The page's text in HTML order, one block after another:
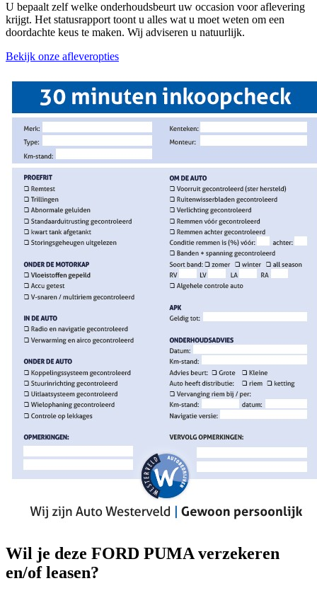
U bepaalt zelf welke onderhoudsbeurt uw occasion voor aflevering
krijgt. Het statusrapport toont u alles wat u moet weten om een
doordachte keus te maken. Wij adviseren u natuurlijk.
Bekijk onze afleveropties
Wil je deze FORD PUMA verzekeren
en/of leasen?